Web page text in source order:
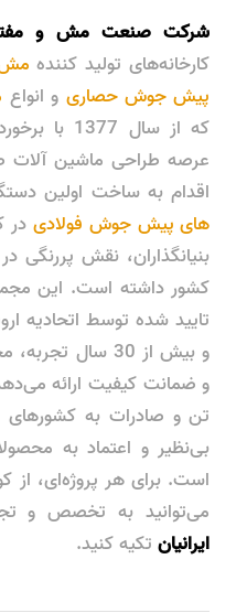
شرکت صنعت مش و مفتول
کارخانه‌های تولید کننده
پیش جوش حصاری و انواع
که از سال
عرصه طراحی ماشین آلات
اقدام به ساخت اولین
های پیش جوش فولادیدر
بنیانگذاران، نقش
کشور داشته است. این
و بیش از 30 سال
تن و صادرات به کشورهای
بی‌نظیر و اعتماد به
است. برای هر پروژه‌ای، از
می‌توانید به تخصص و
ایرانیانتکیه کنید.